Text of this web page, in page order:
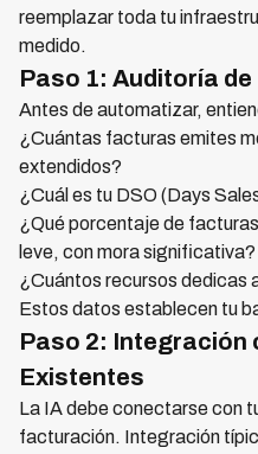
reemplazar toda tu
medido.
Paso 1: Auditoría
Antes de automatizar,
¿Cuántas facturas emites
extendidos?
¿Cuál es tu DSO (Days
¿Qué porcentaje de
leve, con mora significativa?
¿Cuántos recursos dedicas
Estos datos establecen tu
Paso 2: Integración
Existentes
La IA debe conectarse con
facturación. Integración